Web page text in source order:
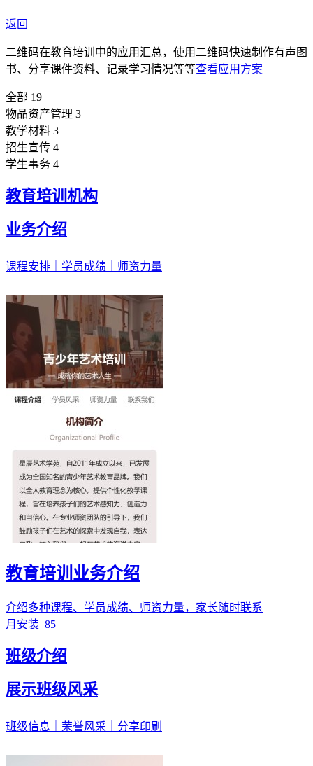
返回
二维码在教育培训中的应用汇总，使用二维码快速制作有声图
书、分享课件资料、记录学习情况等等查看应用方案
全部 19
物品资产管理 3
教学材料 3
招生宣传 4
学生事务 4
教育培训机构
业务介绍
课程安排｜学员成绩｜师资力量
教育培训业务介绍
介绍多种课程、学员成绩、师资力量，家长随时联系
月安装 85
班级介绍
展示班级风采
班级信息｜荣誉风采｜分享印刷